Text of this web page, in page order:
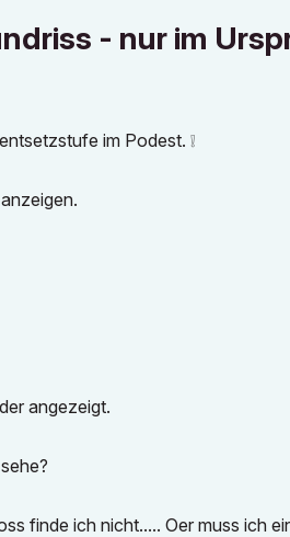
- nur im
im Podest. ❕
angezeigt.
finde ich nicht..... Oer muss ich